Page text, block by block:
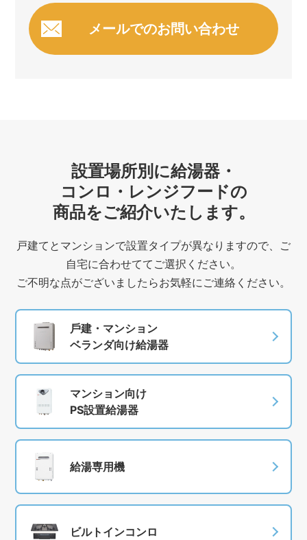
メールでのお問い合わせ
設置場所別に給湯器・
コンロ・レンジフードの
商品をご紹介いたします。
戸建てとマンションで設置タイプが異なりますので、ご
自宅に合わせててご選択ください。
ご不明な点がございましたらお気軽にご連絡ください。
⼾建・マンション
ベランダ向け給湯器
マンション向け
PS設置給湯器
給湯専⽤機
ビルトインコンロ